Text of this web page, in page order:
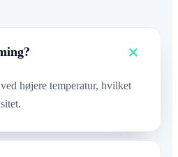
højere temperatur, hvilket